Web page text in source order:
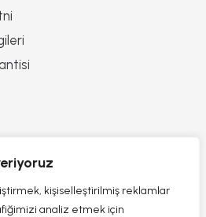
kişiselleştirilmiş reklamlar
analiz etmek için